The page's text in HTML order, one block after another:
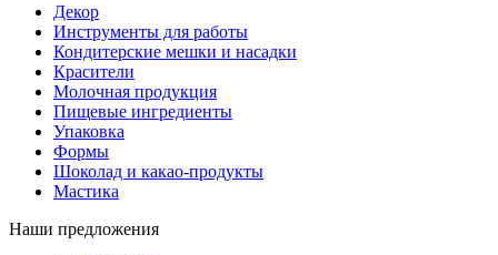
Декор
Инструменты для работы
Кондитерские мешки и насадки
Красители
Молочная продукция
Пищевые ингредиенты
Упаковка
Формы
Шоколад и какао-продукты
Мастика
Наши предложения